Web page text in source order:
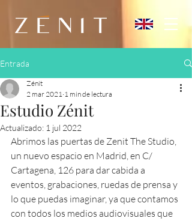
Entrada
Estudio Zénit
Zénit
2 mar 2021 1 min de lectura
Actualizado: 1 jul 2022
Abrimos las puertas de Zenit The Studio,
un nuevo espacio en Madrid, en C/
Cartagena, 126 para dar cabida a
eventos, grabaciones, ruedas de prensa y
lo que puedas imaginar, ya que contamos
con todos los medios audiovisuales que